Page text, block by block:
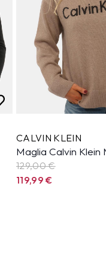
CALVIN KLEIN
Maglia Calvin Klein
129,00 €
119,99€